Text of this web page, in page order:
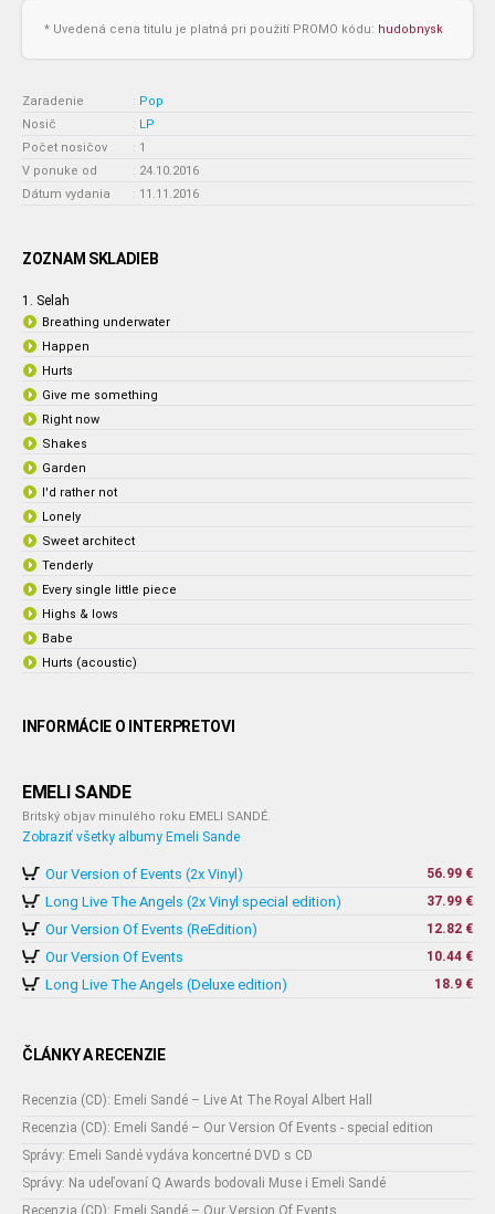
* Uvedená cena titulu je platná pri použití PROMO kódu: hudobnysk
Zaradenie : Pop
Nosič
: LP
Počet nosičov
: 1
V ponuke od
: 24.10.2016
Dátum vydania
: 11.11.2016
ZOZNAM SKLADIEB
1. Selah
Breathing underwater
Happen
Hurts
Give me something
Right now
Shakes
Garden
I'd rather not
Lonely
Sweet architect
Tenderly
Every single little piece
Highs & lows
Babe
Hurts (acoustic)
INFORMÁCIE O INTERPRETOVI
EMELI SANDE
Britský objav minulého roku EMELI SANDÉ.
Zobraziť všetky albumy Emeli Sande
Our Version of Events (2x Vinyl) 56.99 €
Long Live The Angels (2x Vinyl special edition) 37.99 €
Our Version Of Events (ReEdition) 12.82 €
Our Version Of Events 10.44 €
Long Live The Angels (Deluxe edition) 18.9 €
ČLÁNKY A RECENZIE
Recenzia (CD): Emeli Sandé – Live At The Royal Albert Hall
Recenzia (CD): Emeli Sandé – Our Version Of Events - special edition
Správy: Emeli Sandé vydáva koncertné DVD s CD
Správy: Na udeľovaní Q Awards bodovali Muse i Emeli Sandé
Recenzia (CD): Emeli Sandé – Our Version Of Events